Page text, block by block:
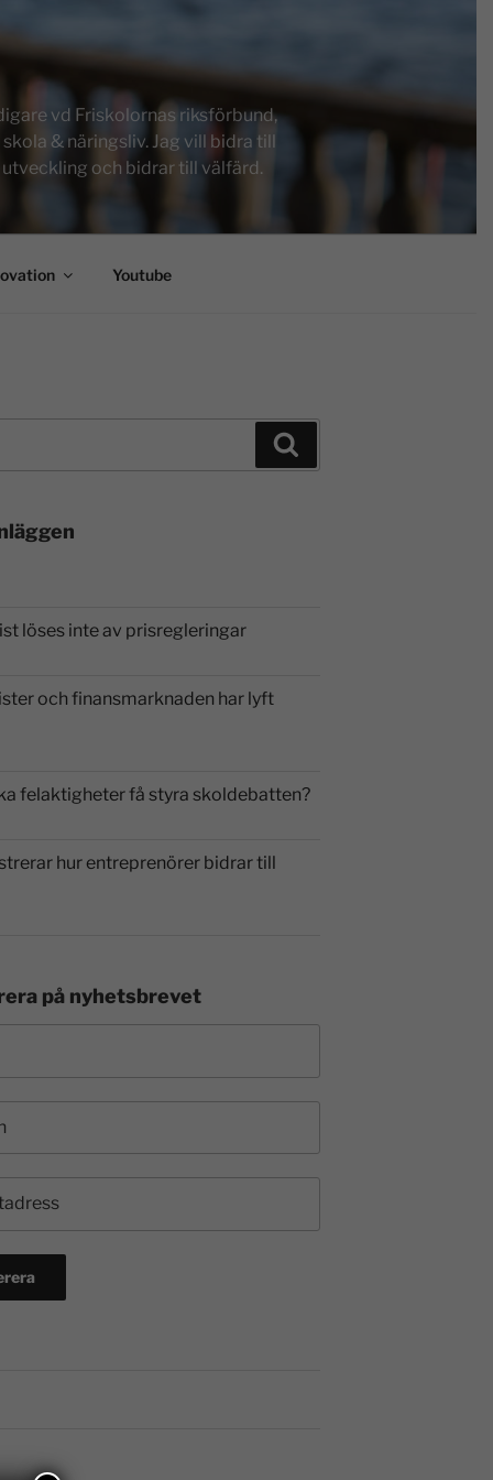
vd Friskolornas riksförbund,
& näringsliv. Jag vill bidra till
och bidrar till välfärd.
Youtube
löses inte av prisregleringar
och finansmarknaden har lyft
felaktigheter få styra skoldebatten?
hur entreprenörer bidrar till
på nyhetsbrevet